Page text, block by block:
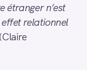
étranger n’est
effet relationnel